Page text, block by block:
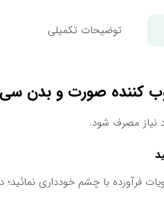
توضیحات تکمیلی
کننده صورت و بدن
نیاز مصرف شود.
فرآورده با چشم خودداری